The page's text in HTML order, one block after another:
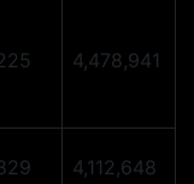
4,478,941
4,112,648